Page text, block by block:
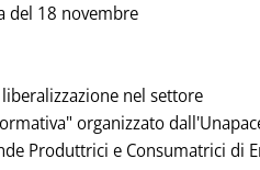
del 18 novembre
nel settore
organizzato
Produttrici e Consumatrici di